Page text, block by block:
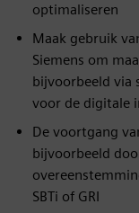
optimaliseren
Maak gebruik
Siemens om
bijvoorbeeld via
voor de digitale
De voortgang
bijvoorbeeld
SBTi of GRI